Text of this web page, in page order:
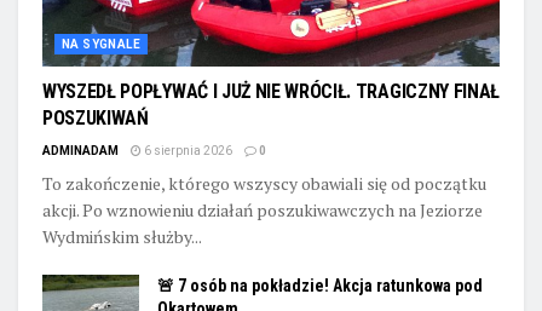
NA SYGNALE
WYSZEDŁ POPŁYWAĆ I JUŻ NIE WRÓCIŁ. TRAGICZNY FINAŁ
POSZUKIWAŃ
ADMINADAM 6 sierpnia 2026 0
To zakończenie, którego wszyscy obawiali się od początku
akcji. Po wznowieniu działań poszukiwawczych na Jeziorze
Wydmińskim służby...
🚨 7 osób na pokładzie! Akcja ratunkowa pod